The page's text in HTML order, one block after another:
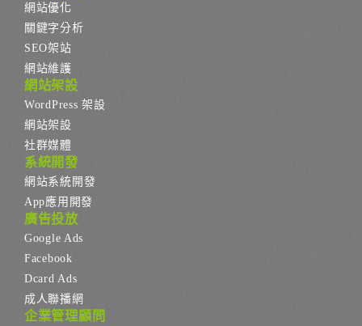
網站優化
關鍵字分析
SEO架站
網站維護
網站架設
WordPress 架設
網站架設
社群媒體
系統開發
網站系統開發
App應用開發
廣告投放
Google Ads
Facebook
Dcard Ads
成人聯播網
企業管理顧問